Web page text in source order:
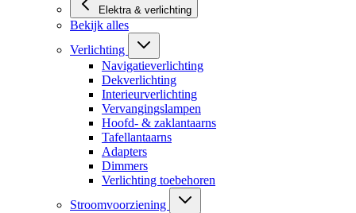
Elektra & verlichting
Bekijk alles
Verlichting
Navigatieverlichting
Dekverlichting
Interieurverlichting
Vervangingslampen
Hoofd- & zaklantaarns
Tafellantaarns
Adapters
Dimmers
Verlichting toebehoren
Stroomvoorziening